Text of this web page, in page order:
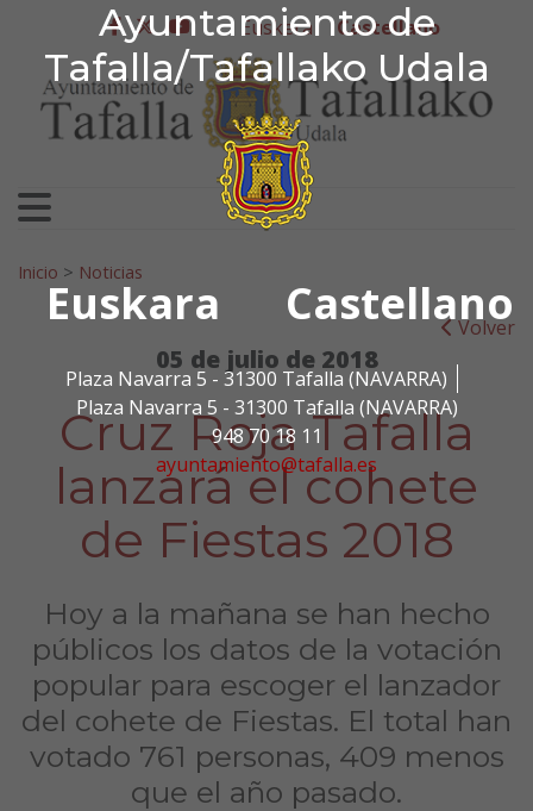
Ayuntamiento de
Tafalla/Tafallako Udala
Euskara Castellano
Plaza Navarra 5 - 31300 Tafalla (NAVARRA)
Plaza Navarra 5 - 31300 Tafalla (NAVARRA)
948 70 18 11
ayuntamiento@tafalla.es
Ir al contenido
Ayuntamiento de
facebook
twitter
youtube
Euskera Castellano
Search for:
Inicio > Noticias
Volver
05 de julio de 2018
Cruz Roja Tafalla
lanzará el cohete
de Fiestas 2018
Hoy a la mañana se han hecho
públicos los datos de la votación
popular para escoger el lanzador
del cohete de Fiestas. El total han
votado 761 personas, 409 menos
que el año pasado.